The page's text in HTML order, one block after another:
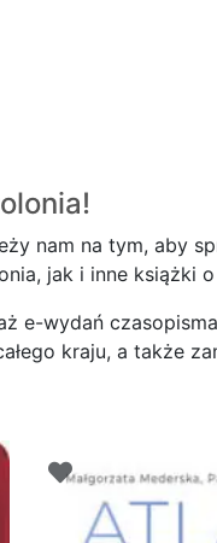
nam na tym, aby
jak i inne książki
e-wydań
kraju, a także